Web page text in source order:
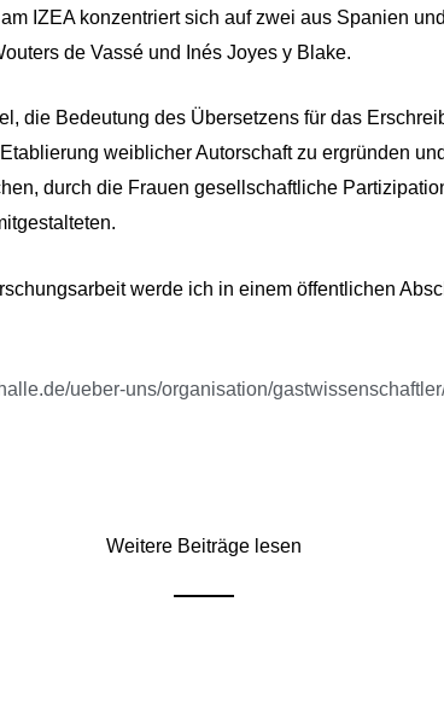
IZEA konzentriert sich auf zwei aus Spanien
de Vassé und Inés Joyes y Blake.
die Bedeutung des Übersetzens für das
weiblicher Autorschaft zu ergründen
durch die Frauen gesellschaftliche
werde ich in einem öffentlichen
ueber-uns/organisation/
Weitere Beiträge lesen